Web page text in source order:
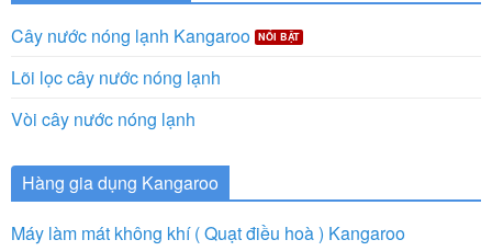
Cây nước nóng lạnh Kangaroo
Lõi lọc cây nước nóng lạnh
Vòi cây nước nóng lạnh
Hàng gia dụng Kangaroo
Máy làm mát không khí ( Quạt điều hoà ) Kangaroo